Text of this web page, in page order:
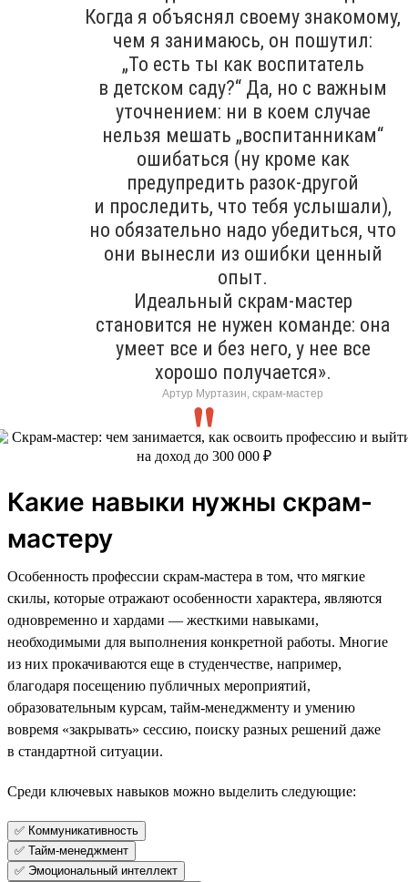
Когда я объяснял своему знакомому,
чем я занимаюсь, он пошутил:
„То есть ты как воспитатель
в детском саду?“ Да, но с важным
уточнением: ни в коем случае
нельзя мешать „воспитанникам“
ошибаться (ну кроме как
предупредить разок-другой
и проследить, что тебя услышали),
но обязательно надо убедиться, что
они вынесли из ошибки ценный
опыт.
Идеальный скрам-мастер
становится не нужен команде: она
умеет все и без него, у нее все
хорошо получается».
Артур Муртазин, скрам-мастер
Какие навыки нужны скрам-
мастеру
Особенность профессии скрам-мастера в том, что мягкие
скилы, которые отражают особенности характера, являются
одновременно и хардами — жесткими навыками,
необходимыми для выполнения конкретной работы. Многие
из них прокачиваются еще в студенчестве, например,
благодаря посещению публичных мероприятий,
образовательным курсам, тайм-менеджменту и умению
вовремя «закрывать» сессию, поиску разных решений даже
в стандартной ситуации.
Среди ключевых навыков можно выделить следующие:
✅ Коммуникативность
✅ Тайм-менеджмент
✅ Эмоциональный интеллект